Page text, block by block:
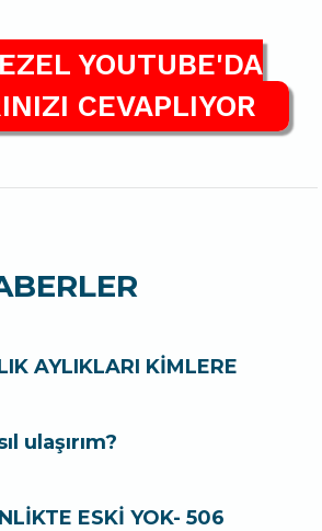
YOUTUBE'DA
CEVAPLIYOR
AYLIKLARI KİMLERE
ulaşırım?
ESKİ YOK- 506